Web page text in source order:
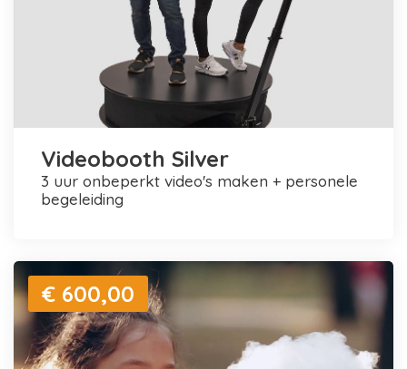
Videobooth Silver
3 uur onbeperkt video's maken + personele
begeleiding
€ 600,00